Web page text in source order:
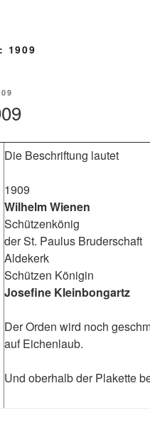
1909
Die Beschriftung lautet
1909
Wilhelm Wienen
Schützenkönig
der St. Paulus Bruderschaft
Aldekerk
Schützen Königin
Josefine Kleinbongartz
Der Orden wird noch
auf Eichenlaub.
Und oberhalb der Plakette